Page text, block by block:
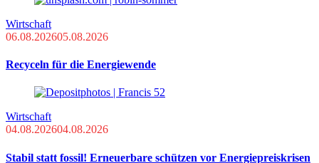
Wirtschaft
06.08.202605.08.2026
Recyceln für die Energiewende
Wirtschaft
04.08.202604.08.2026
Stabil statt fossil! Erneuerbare schützen vor Energiepreiskrisen